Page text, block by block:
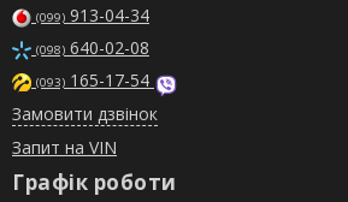
(099) 913-04-34
(098) 640-02-08
(093) 165-17-54
Замовити дзвінок
Запит на VIN
Графік роботи